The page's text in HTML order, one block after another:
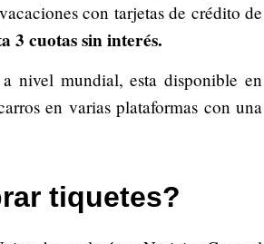
con tarjetas de crédito de
3 cuotas sin interés.
nivel mundial, esta disponible en
en varias plataformas con una
tiquetes?